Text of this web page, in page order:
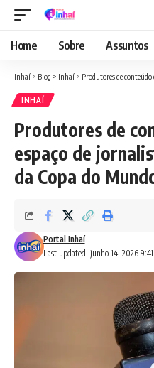
Home Sobre Assuntos
Inhaí > Blog > Inhaí > Produtores de conteúdo
INHAÍ
Produtores de
espaço de
da Copa do
Last updated: junho 14, 2026
Portal Inhaí